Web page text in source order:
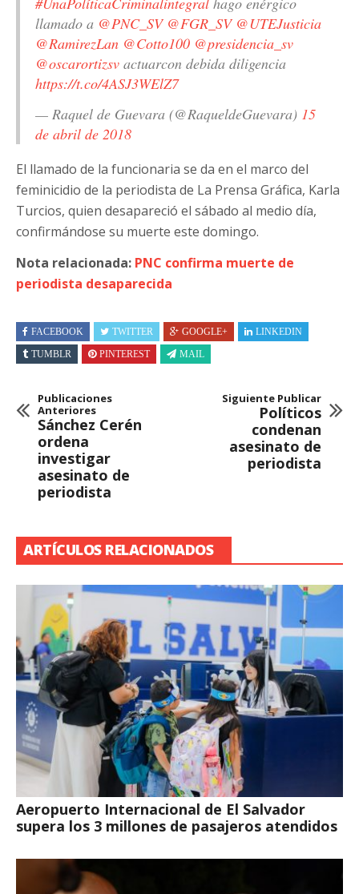
llamado a @PNC_SV @FGR_SV @UTEJusticia
@RamirezLan @Cotto100 @presidencia_sv
@oscarortizsv actuarcon debida diligencia
https://t.co/4ASJ3WElZ7
— Raquel de Guevara (@RaqueldeGuevara) 15
de abril de 2018
El llamado de la funcionaria se da en el marco del
feminicidio de la periodista de La Prensa Gráfica, Karla
Turcios, quien desapareció el sábado al medio día,
confirmándose su muerte este domingo.
Nota relacionada: PNC confirma muerte de
periodista desaparecida
FACEBOOK TWITTER GOOGLE+
LINKEDIN
TUMBLR
PINTEREST MAIL
Publicaciones
Anteriores
Sánchez Cerén
ordena
investigar
asesinato de
periodista
Siguiente Publicar
Políticos
condenan
asesinato de
periodista
ARTÍCULOS RELACIONADOS
Aeropuerto Internacional de El Salvador
supera los 3 millones de pasajeros atendidos